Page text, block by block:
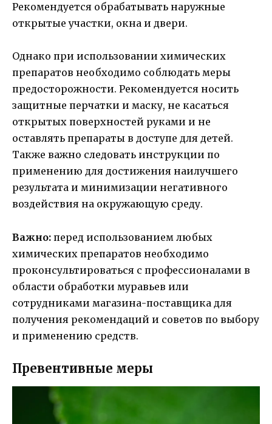
Рекомендуется обрабатывать наружные
открытые участки, окна и двери.
Однако при использовании химических
препаратов необходимо соблюдать меры
предосторожности. Рекомендуется носить
защитные перчатки и маску, не касаться
открытых поверхностей руками и не
оставлять препараты в доступе для детей.
Также важно следовать инструкции по
применению для достижения наилучшего
результата и минимизации негативного
воздействия на окружающую среду.
Важно: перед использованием любых
химических препаратов необходимо
проконсультироваться с профессионалами в
области обработки муравьев или
сотрудниками магазина-поставщика для
получения рекомендаций и советов по выбору
и применению средств.
Превентивные меры